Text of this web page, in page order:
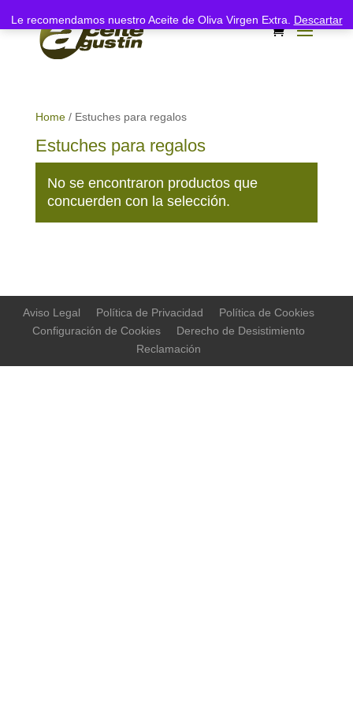
Home/ Estuches para regalos
Estuches para regalos
No se encontraron productos que
concuerden con la selección.
Le recomendamos nuestro Aceite de Oliva Virgen Extra. Descartar
Aviso Legal Política de Privacidad
Política de Cookies
Configuración de Cookies
Derecho de Desistimiento
Reclamación